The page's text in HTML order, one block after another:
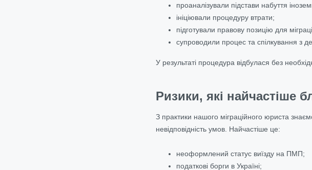
проаналізували підстави набуття
ініціювали процедуру втрати;
підготували правову позицію для
супроводили процес та спілкування з
У результаті процедура відбулася без
Ризики, які найчастіше
З практики нашого міграційного юриста
невідповідність умов. Найчастіше це:
неоформлений статус виїзду на ПМП;
податкові борги в Україні;